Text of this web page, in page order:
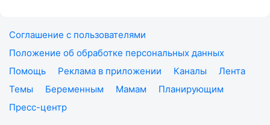
Соглашение с пользователями
Положение об обработке персональных данных
Помощь
Реклама в приложении Каналы
Лента
Темы
Беременным Мамам
Планирующим
Пресс-центр